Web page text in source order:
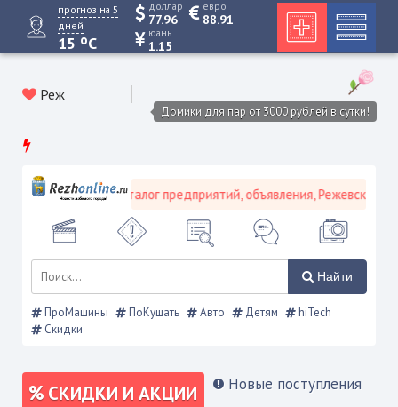
прогноз на 5
дней
15 oC
доллар
77.96
евро
88.91
юань
1.15
Реж
Домики для пар от 3000 рублей в сутки!
Новости Режа, каталог предприятий, объявления, Режевской
Найти
ПроМашины ПоКушать Авто Детям
hiTech
Скидки
СКИДКИ И АКЦИИ Новые поступления